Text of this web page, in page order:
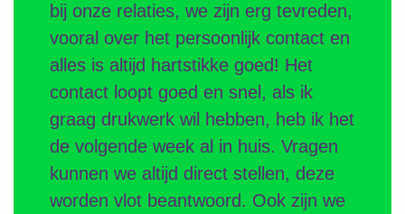
bij onze relaties, we zijn erg tevreden,
vooral over het persoonlijk contact en
alles is altijd hartstikke goed! Het
contact loopt goed en snel, als ik
graag drukwerk wil hebben, heb ik het
de volgende week al in huis. Vragen
kunnen we altijd direct stellen, deze
worden vlot beantwoord. Ook zijn we